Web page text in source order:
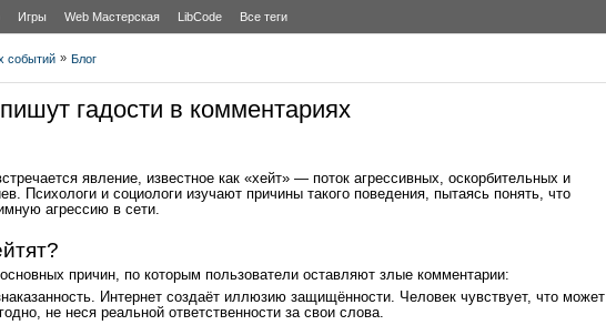
Игры Web Мастерская LibCode Все теги
событий » Блог
гадости в комментариях
явление, известное как «хейт» — поток агрессивных, оскорбительных и
Психологи и социологи изучают причины такого поведения, пытаясь понять, что
агрессию в сети.
причин, по которым пользователи оставляют злые комментарии:
Интернет создаёт иллюзию защищённости. Человек чувствует, что может
не неся реальной ответственности за свои слова.